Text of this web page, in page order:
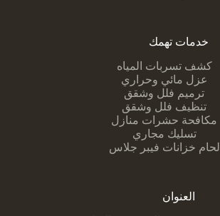
خدمات تهمك
كشف تسربات ا لمياه
عزل مائي وحراري
ترميم فلل وشقق
تنظيف فلل وشقق
مكافحة حشرات منازل
تسليك مجاري
لحام خزانات فيبر جلاس
العنوان